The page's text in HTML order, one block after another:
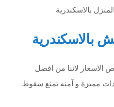
بالاسكندرية
بالاسكندرية
الاسعار لاننا من افضل
مميزة و آمنه تمنع سقوط